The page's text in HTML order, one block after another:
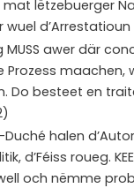
mat lëtzebuerger
wuel d’Arrestatioun
MUSS awer där
Prozess maachen,
Do besteet en
halen
d’Féiss roueg.
och nëmme